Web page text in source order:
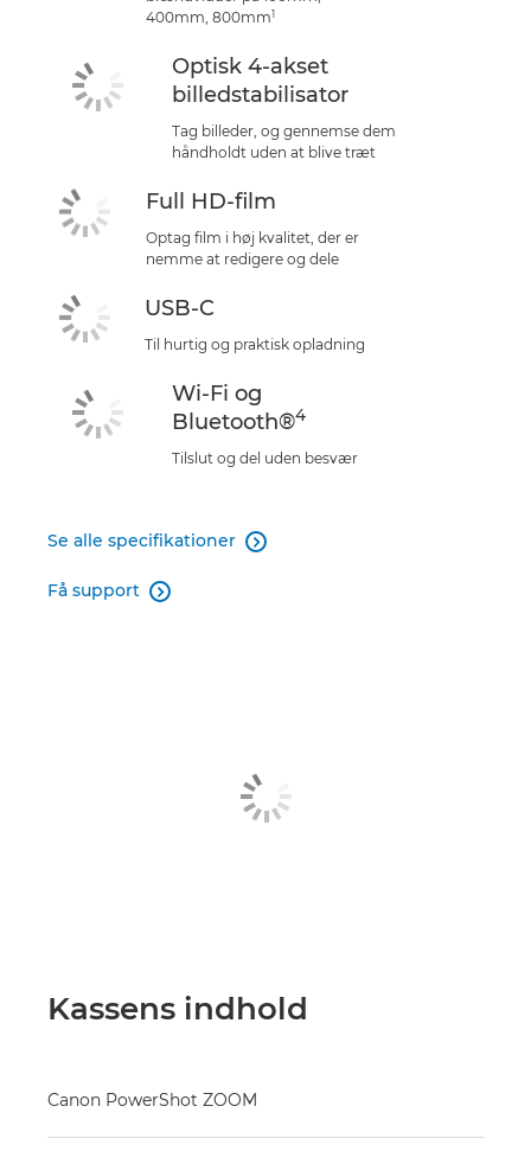
400mm, 800mm1
Optisk 4-akset
billedstabilisator
Tag billeder, og gennemse dem
håndholdt uden at blive træt
Full HD-film
Optag film i høj kvalitet, der er
nemme at redigere og dele
USB-C
Til hurtig og praktisk opladning
Wi-Fi og
Bluetooth®4
Tilslut og del uden besvær
Se alle specifikationer 
Få support 
Kassens indhold
Canon PowerShot ZOOM